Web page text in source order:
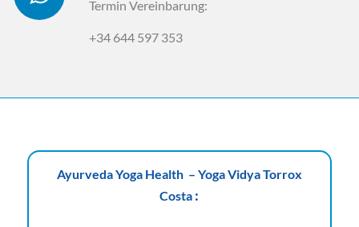
Termin Vereinbarung:
+34 644 597 353
Ayurveda Yoga Health – Yoga Vidya Torrox
Costa :